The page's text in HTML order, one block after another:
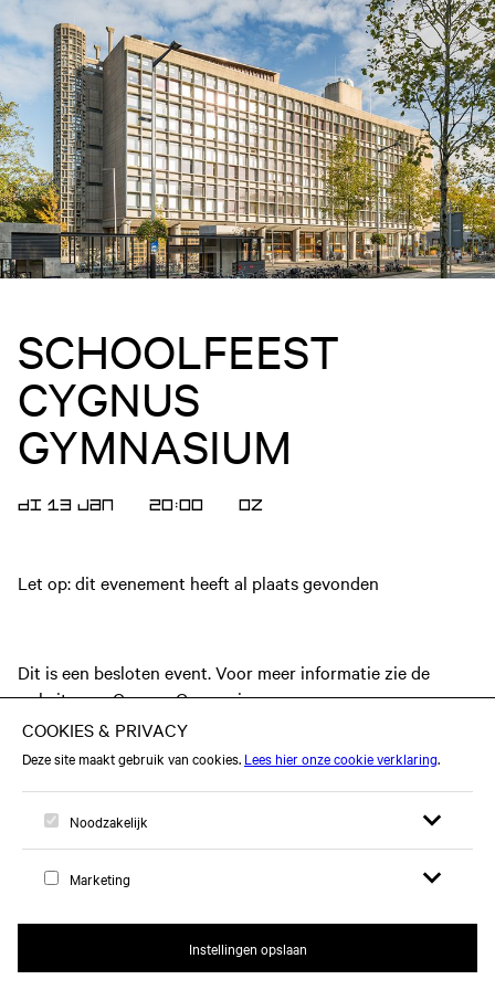
Logo, naar home
SCHOOLFEEST
CYGNUS
GYMNASIUM
DI 13 JAN 20:00 OZ
Let op: dit evenement heeft al plaats gevonden
Dit is een besloten event. Voor meer informatie zie de
websitevan Cygnus Gymnasium.